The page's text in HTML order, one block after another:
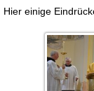
Hier einige